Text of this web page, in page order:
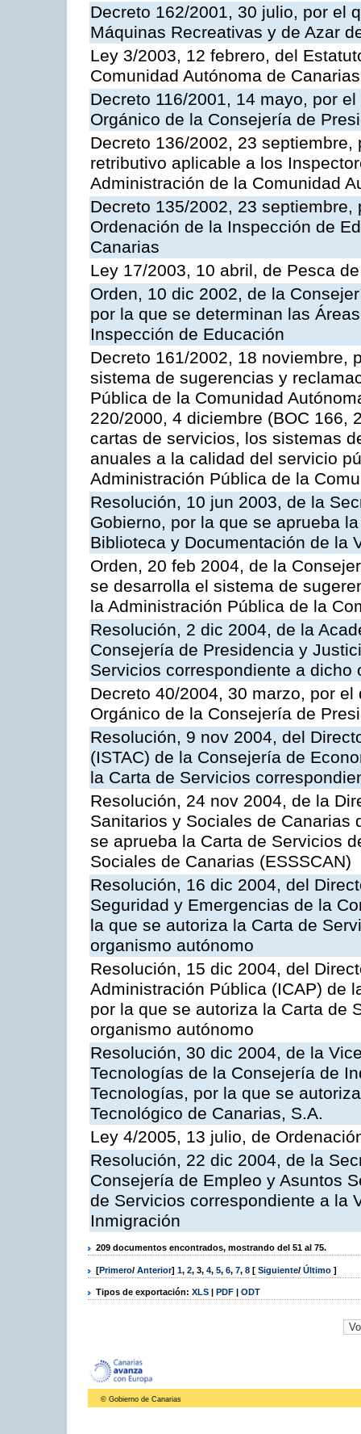
Decreto 162/2001, 30 julio, por el
Máquinas Recreativas y de Azar
Ley 3/2003, 12 febrero, del
Comunidad Autónoma de Canarias
Decreto 116/2001, 14 mayo, por
Orgánico de la Consejería de
Decreto 136/2002, 23
retributivo aplicable a los
Administración de la Comunidad
Decreto 135/2002, 23
Ordenación de la Inspección de
Canarias
Ley 17/2003, 10 abril, de Pesca
Orden, 10 dic 2002, de la
por la que se determinan las
Inspección de Educación
Decreto 161/2002, 18 noviembre,
sistema de sugerencias y
Pública de la Comunidad
220/2000, 4 diciembre (BOC 166,
cartas de servicios, los sistemas
anuales a la calidad del servicio
Administración Pública de la
Resolución, 10 jun 2003, de la
Gobierno, por la que se aprueba
Biblioteca y Documentación de la
Orden, 20 feb 2004, de la
se desarrolla el sistema de
la Administración Pública de la
Resolución, 2 dic 2004, de la
Consejería de Presidencia y
Servicios correspondiente a dicho
Decreto 40/2004, 30 marzo, por
Orgánico de la Consejería de
Resolución, 9 nov 2004, del
(ISTAC) de la Consejería de
la Carta de Servicios
Resolución, 24 nov 2004, de la
Sanitarios y Sociales de Canarias
se aprueba la Carta de Servicios
Sociales de Canarias (ESSSCAN)
Resolución, 16 dic 2004, del
Seguridad y Emergencias de la
la que se autoriza la Carta de
organismo autónomo
Resolución, 15 dic 2004, del
Administración Pública (ICAP) de
por la que se autoriza la Carta de
organismo autónomo
Resolución, 30 dic 2004, de la
Tecnologías de la Consejería de
Tecnologías, por la que se
Tecnológico de Canarias, S.A.
Ley 4/2005, 13 julio, de
Resolución, 22 dic 2004, de la
Consejería de Empleo y Asuntos
de Servicios correspondiente a la
Inmigración
209 documentos encontrados, mostrando del 51 al 75.
[Primero/ Anterior] 1, 2, 3, 4, 5, 6, 7, 8 [ Siguiente/ Último ]
Tipos de exportación: XLS | PDF | ODT
© Gobierno de Canarias